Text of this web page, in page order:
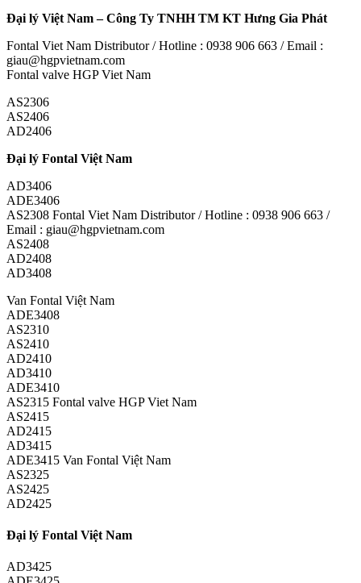
Đại lý Việt Nam – Công Ty TNHH TM KT Hưng Gia Phát
Fontal Viet Nam Distributor / Hotline : 0938 906 663 / Email :
giau@hgpvietnam.com
Fontal valve HGP Viet Nam
AS2306
AS2406
AD2406
Đại lý Fontal Việt Nam
AD3406
ADE3406
AS2308 Fontal Viet Nam Distributor / Hotline : 0938 906 663 /
Email : giau@hgpvietnam.com
AS2408
AD2408
AD3408
Van Fontal Việt Nam
ADE3408
AS2310
AS2410
AD2410
AD3410
ADE3410
AS2315 Fontal valve HGP Viet Nam
AS2415
AD2415
AD3415
ADE3415 Van Fontal Việt Nam
AS2325
AS2425
AD2425
Đại lý Fontal Việt Nam
AD3425